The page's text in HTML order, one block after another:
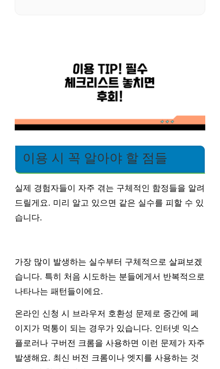
이용 시 꼭 알아야 할 점들
실제 경험자들이 자주 겪는 구체적인 함정들을 알려
드릴게요. 미리 알고 있으면 같은 실수를 피할 수 있
습니다.
가장 많이 발생하는 실수부터 구체적으로 살펴보겠
습니다. 특히 처음 시도하는 분들에게서 반복적으로
나타나는 패턴들이에요.
온라인 신청 시 브라우저 호환성 문제로 중간에 페
이지가 먹통이 되는 경우가 있습니다. 인터넷 익스
플로러나 구버전 크롬을 사용하면 이런 문제가 자주
발생해요. 최신 버전 크롬이나 엣지를 사용하는 것